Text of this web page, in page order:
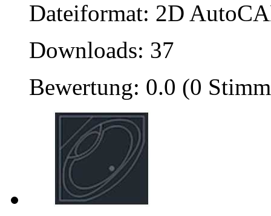
Dateiformat: 2D
Downloads: 37
Bewertung: 0.0 (0